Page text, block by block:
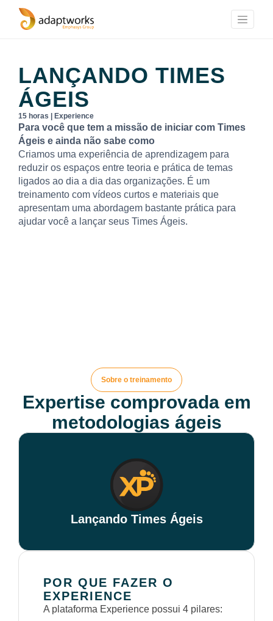
LANÇANDO TIMES
ÁGEIS
15 horas | Experience
Para você que tem a missão de iniciar com Times
Ágeis e ainda não sabe como
Criamos uma experiência de aprendizagem para
reduzir os espaços entre teoria e prática de temas
ligados ao dia a dia das organizações. É um
treinamento com vídeos curtos e materiais que
apresentam uma abordagem bastante prática para
ajudar você a lançar seus Times Ágeis.
Sobre o treinamento
Expertise comprovada em
metodologias ágeis
Lançando Times Ágeis
POR QUE FAZER O
EXPERIENCE
A plataforma Experience possui 4 pilares: